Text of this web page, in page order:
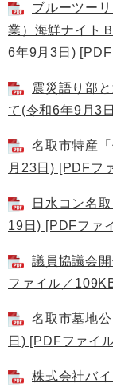
ブルーツー
業）海鮮ナイト
6年9月3日)
震災語り部
て(令和6年9月3
名取市特産
月23日) [PDFフ
日水コン名
19日) [PDFファ
議員協議会
ファイル／
名取市墓地
日) [PDFファイ
株式会社バ